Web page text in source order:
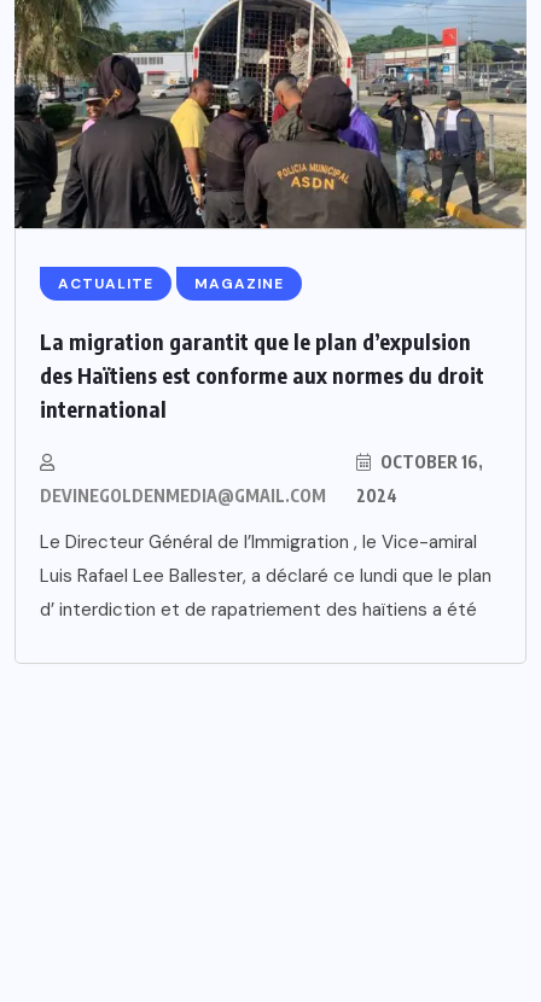
ACTUALITE MAGAZINE
La migration garantit que le plan d’expulsion
des Haïtiens est conforme aux normes du droit
international
DEVINEGOLDENMEDIA@GMAIL.COM
OCTOBER 16,
2024
Le Directeur Général de l’Immigration , le Vice-amiral
Luis Rafael Lee Ballester, a déclaré ce lundi que le plan
d’ interdiction et de rapatriement des haïtiens a été